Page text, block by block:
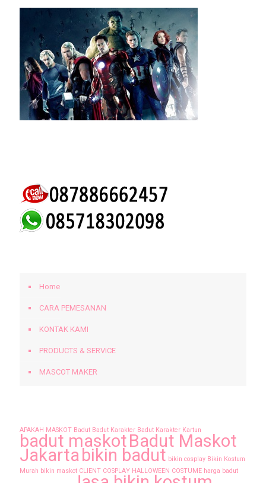
Home
CARA PEMESANAN
KONTAK KAMI
PRODUCTS & SERVICE
MASCOT MAKER
APAKAH MASKOT Badut Badut Karakter Badut Karakter Kartun
badut maskotBadut Maskot
Jakarta bikin badut bikin cosplay Bikin Kostum
Murah bikin maskot CLIENT COSPLAY HALLOWEEN COSTUME harga badut